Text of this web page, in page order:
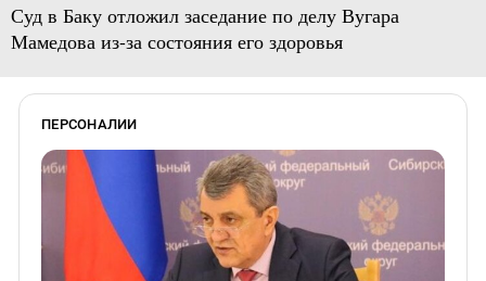
Суд в Баку отложил заседание по делу Вугара
Мамедова из-за состояния его здоровья
ПЕРСОНАЛИИ